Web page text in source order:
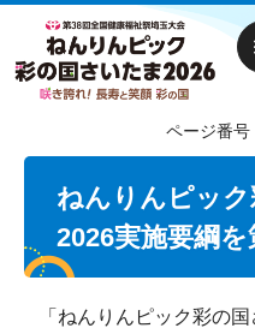
ページ番号
ねんりんピッ
2026実施要綱を
「ねんりんピック彩の国